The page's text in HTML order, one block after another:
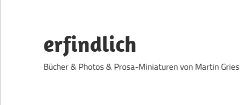
springen
erfindlich
Bücher & Photos & Prosa-Miniaturen von Martin Gries